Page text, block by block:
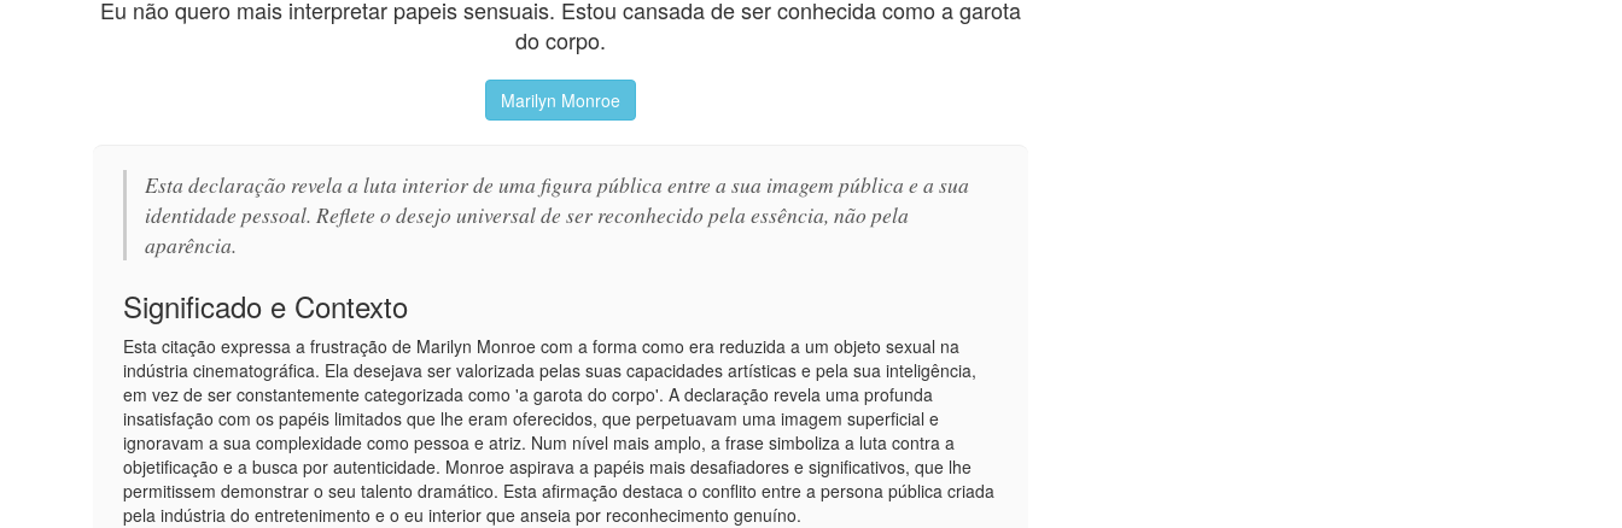
Eu não quero mais interpretar papeis sensuais. Estou cansada de ser conhecida como a garota
do corpo.
Marilyn Monroe
Esta declaração revela a luta interior de uma figura pública entre a sua imagem pública e a sua
identidade pessoal. Reflete o desejo universal de ser reconhecido pela essência, não pela
aparência.
Significado e Contexto
Esta citação expressa a frustração de Marilyn Monroe com a forma como era reduzida a um objeto sexual na
indústria cinematográfica. Ela desejava ser valorizada pelas suas capacidades artísticas e pela sua inteligência,
em vez de ser constantemente categorizada como 'a garota do corpo'. A declaração revela uma profunda
insatisfação com os papéis limitados que lhe eram oferecidos, que perpetuavam uma imagem superficial e
ignoravam a sua complexidade como pessoa e atriz. Num nível mais amplo, a frase simboliza a luta contra a
objetificação e a busca por autenticidade. Monroe aspirava a papéis mais desafiadores e significativos, que lhe
permitissem demonstrar o seu talento dramático. Esta afirmação destaca o conflito entre a persona pública criada
pela indústria do entretenimento e o eu interior que anseia por reconhecimento genuíno.